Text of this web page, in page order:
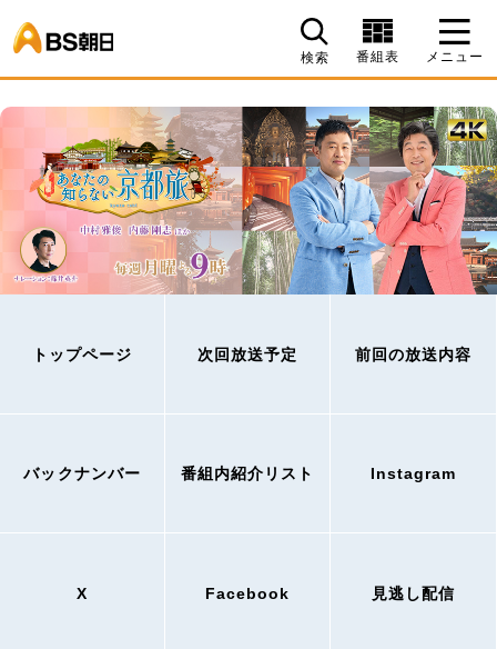
検索 番組表 メニュー
トップページ 次回放送予定 前回の放送内容
バックナンバー 番組内紹介リスト Instagram
X Facebook 見逃し配信